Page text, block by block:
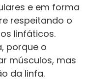
e em forma
respeitando o
linfáticos.
porque o
músculos, mas
da linfa.